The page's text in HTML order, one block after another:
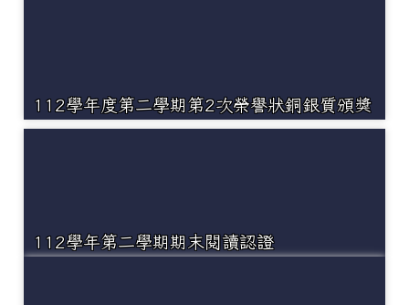
112學年度第二學期第2次榮譽狀銅銀質頒獎
112學年第二學期期末閱讀認證